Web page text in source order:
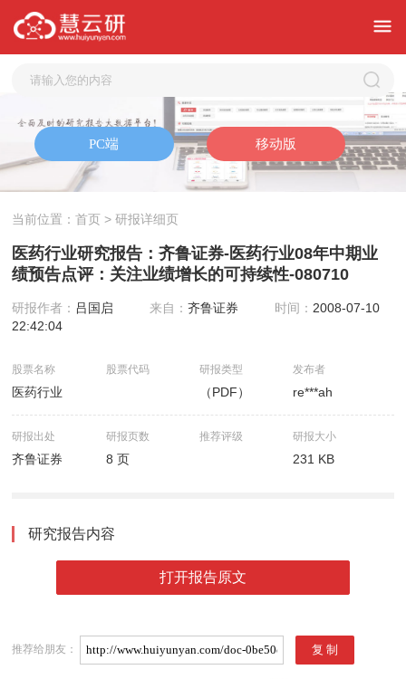
当前位置：首页 > 研报详细页
医药行业研究报告：齐鲁证券-医药行业08年中期业
绩预告点评：关注业绩增长的可持续性-080710
研报作者： 吕国启 来自：齐鲁证券 时间： 2008-07-10
22:42:04
股票名称
医药行业
股票代码 研报类型
（PDF）
发布者
re***ah
研报出处
齐鲁证券
研报页数
8 页
推荐评级 研报大小
231 KB
研究报告内容
打开报告原文
推荐给朋友：